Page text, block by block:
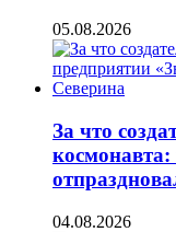
05.08.2026
За что
космонавта:
04.08.2026